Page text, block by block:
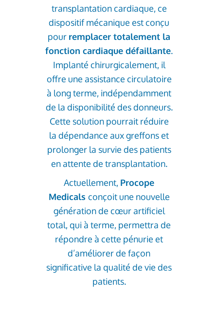
transplantation cardiaque, ce
dispositif mécanique est conçu
pour remplacer totalement la
fonction cardiaque défaillante.
Implanté chirurgicalement, il
offre une assistance circulatoire
à long terme, indépendamment
de la disponibilité des donneurs.
Cette solution pourrait réduire
la dépendance aux greffons et
prolonger la survie des patients
en attente de transplantation.
Actuellement, Procope
Medicals conçoit une nouvelle
génération de cœur artificiel
total, qui à terme, permettra de
répondre à cette pénurie et
d’améliorer de façon
significative la qualité de vie des
patients.